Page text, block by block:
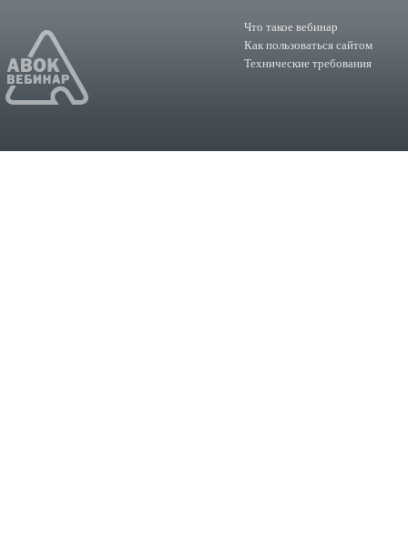
Что такое вебинар
Как пользоваться сайтом
Технические требования